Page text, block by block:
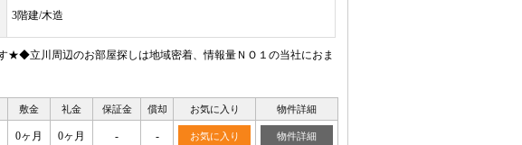
3階建/木造
★◆立川周辺のお部屋探しは地域密着、情報量ＮＯ１の当社におま
敷金 礼金 保証金 償却 お気に入り 物件詳細
0ヶ月 0ヶ月 - - お気に入り 物件詳細